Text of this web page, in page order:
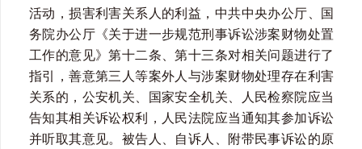
活动，损害利害关系人的利益，中共中央办公厅、国
务院办公厅《关于进一步规范刑事诉讼涉案财物处置
工作的意见》第十二条、第十三条对相关问题进行了
指引，善意第三人等案外人与涉案财物处理存在利害
关系的，公安机关、国家安全机关、人民检察院应当
告知其相关诉讼权利，人民法院应当通知其参加诉讼
并听取其意见。被告人、自诉人、附带民事诉讼的原